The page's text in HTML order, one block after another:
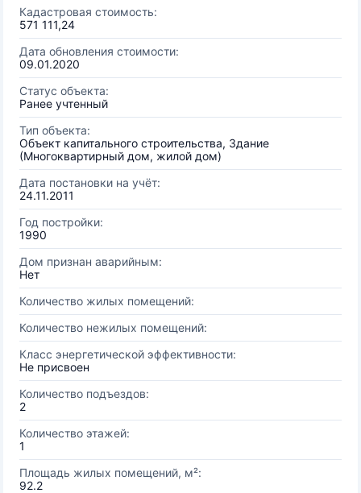
Кадастровая стоимость:
571 111,24
Дата обновления стоимости:
09.01.2020
Статус объекта:
Ранее учтенный
Тип объекта:
Объект капитального строительства, Здание
(Многоквартирный дом, жилой дом)
Дата постановки на учёт:
24.11.2011
Год постройки:
1990
Дом признан аварийным:
Нет
Количество жилых помещений:
Количество нежилых помещений:
Класс энергетической эффективности:
Не присвоен
Количество подъездов:
2
Количество этажей:
1
Площадь жилых помещений, м²:
92.2